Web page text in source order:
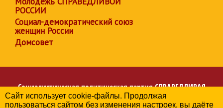
РОССИИ
Социал-демократический союз
женщин России
Домсовет
Социалистическая политическая партияСПРАВЕДЛИВАЯ
РОССИЯ
Сайт использует cookie-файлы. Продолжая
пользоваться сайтом без изменения настроек, вы даёте